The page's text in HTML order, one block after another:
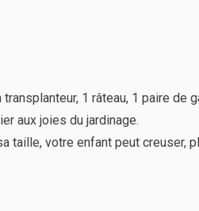
1 râteau, 1 paire de
aux joies du jardinage.
taille, votre enfant peut creuser,